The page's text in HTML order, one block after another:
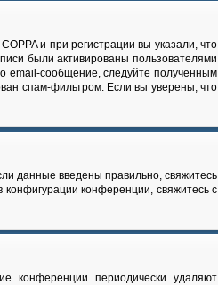
и при регистрации вы указали, что
были активированы пользователями
email-сообщение, следуйте полученным
спам-фильтром. Если вы уверены, что
данные введены правильно, свяжитесь
конференции, свяжитесь с
конференции периодически удаляют